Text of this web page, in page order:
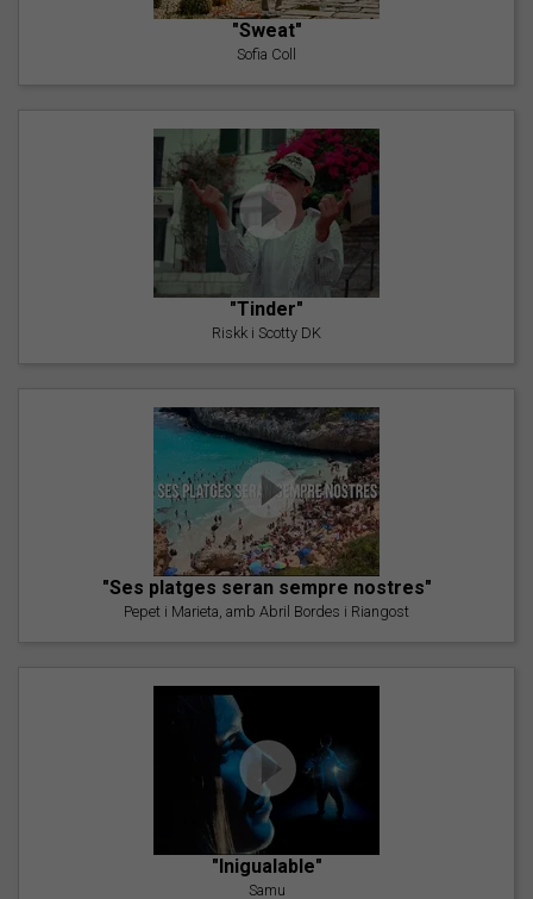
"Sweat"
Sofia Coll
"Tinder"
Riskk i Scotty DK
"Ses platges seran sempre nostres"
Pepet i Marieta, amb Abril Bordes i Riangost
"Inigualable"
Samu